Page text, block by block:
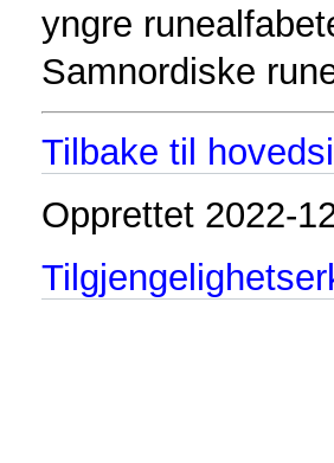
yngre
Samnordiske
Tilbake til
Opprettet 2022-